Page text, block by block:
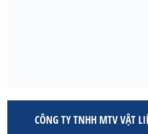
CÔNG TY TNHH MTV VẬT